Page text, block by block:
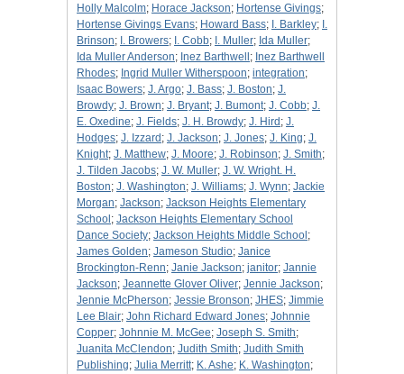
Holly Malcolm; Horace Jackson; Hortense Givings;
Hortense Givings Evans; Howard Bass; I. Barkley; I.
Brinson; I. Browers; I. Cobb; I. Muller; Ida Muller;
Ida Muller Anderson; Inez Barthwell ; Inez Barthwell
Rhodes; Ingrid Muller Witherspoon; integration;
Isaac Bowers; J. Argo; J. Bass; J. Boston; J.
Browdy; J. Brown; J. Bryant; J. Bumont; J. Cobb; J.
E. Oxedine; J. Fields; J. H. Browdy; J. Hird ; J.
Hodges; J. Izzard ; J. Jackson; J. Jones; J. King; J.
Knight; J. Matthew; J. Moore; J. Robinson; J. Smith;
J. Tilden Jacobs; J. W. Muller; J. W. Wright. H.
Boston; J. Washington; J. Williams; J. Wynn; Jackie
Morgan; Jackson; Jackson Heights Elementary
School ; Jackson Heights Elementary School
Dance Society; Jackson Heights Middle School ;
James Golden; Jameson Studio; Janice
Brockington-Renn; Janie Jackson; janitor; Jannie
Jackson; Jeannette Glover Oliver; Jennie Jackson;
Jennie McPherson; Jessie Bronson; JHES; Jimmie
Lee Blair; John Richard Edward Jones; Johnnie
Copper; Johnnie M. McGee; Joseph S. Smith;
Juanita McClendon; Judith Smith; Judith Smith
Publishing; Julia Merritt; K. Ashe; K. Washington;